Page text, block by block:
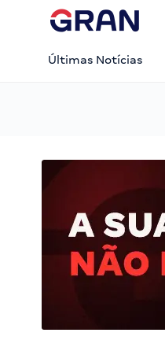
Últimas Notícias